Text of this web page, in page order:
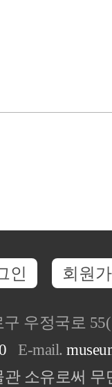
인 회원
우정국로
E-mail.
소유로써